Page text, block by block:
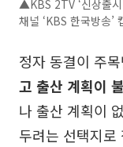
▲KBS 2TV ‘신상출
채널 ‘KBS 한국방송’
정자 동결이 주
고 출산 계획이
나 출산 계획이
두려는 선택지로